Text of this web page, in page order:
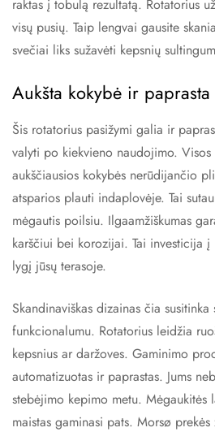
raktas į tobulą rezultatą. Rotatorius
visų pusių. Taip lengvai gausite
svečiai liks sužavėti kepsnių
Aukšta kokybė ir
Šis rotatorius pasižymi galia ir
valyti po kiekvieno naudojimo.
aukščiausios kokybės nerūdijančio
atsparios plauti indaplovėje. Tai
mėgautis poilsiu. Ilgaamžiškumas
karščiui bei korozijai. Tai investicija
lygį jūsų terasoje.
Skandinaviškas dizainas čia susitinka
funkcionalumu. Rotatorius leidžia
kepsnius ar daržoves. Gaminimo
automatizuotas ir paprastas. Jums
stebėjimo kepimo metu. Mėgaukitės
maistas gaminasi pats. Morsø